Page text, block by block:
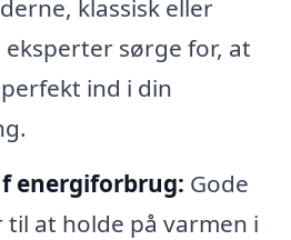
klassisk eller
sørge for, at
ind i din
energiforbrug: Gode
at holde på varmen i